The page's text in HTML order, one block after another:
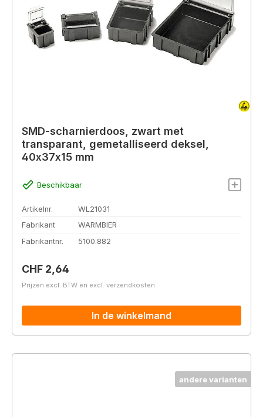
SMD-scharnierdoos, zwart met
transparant, gemetalliseerd deksel,
40x37x15 mm
Beschikbaar
Artikelnr.
WL21031
Fabrikant
WARMBIER
Fabrikantnr.
5100.882
Normale prijs:
CHF 2,64
Prijzen excl. BTW en excl. verzendkosten
In de winkelmand
andere varianten